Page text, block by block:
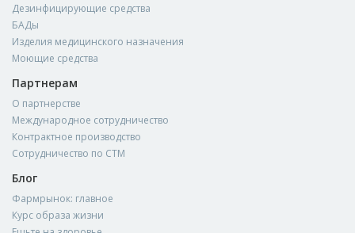
Дезинфицирующие средства
БАДы
Изделия медицинского назначения
Моющие средства
Партнерам
О партнерстве
Международное сотрудничество
Контрактное производство
Сотрудничество по СТМ
Блог
Фармрынок: главное
Курс образа жизни